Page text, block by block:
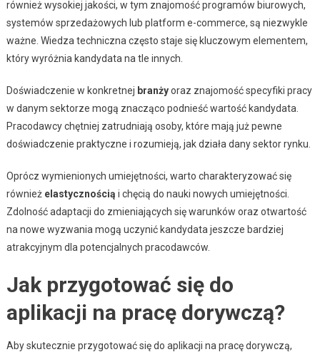
również wysokiej jakości, w tym znajomość programów biurowych,
systemów sprzedażowych lub platform e-commerce, są niezwykle
ważne. Wiedza techniczna często staje się kluczowym elementem,
który wyróżnia kandydata na tle innych.
Doświadczenie w konkretnej branżyoraz znajomość specyfiki pracy
w danym sektorze mogą znacząco podnieść wartość kandydata.
Pracodawcy chętniej zatrudniają osoby, które mają już pewne
doświadczenie praktyczne i rozumieją, jak działa dany sektor rynku.
Oprócz wymienionych umiejętności, warto charakteryzować się
również elastycznością i chęcią do nauki nowych umiejętności.
Zdolność adaptacji do zmieniających się warunków oraz otwartość
na nowe wyzwania mogą uczynić kandydata jeszcze bardziej
atrakcyjnym dla potencjalnych pracodawców.
Jak przygotować się do
aplikacji na pracę dorywczą?
Aby skutecznie przygotować się do aplikacji na pracę dorywczą,